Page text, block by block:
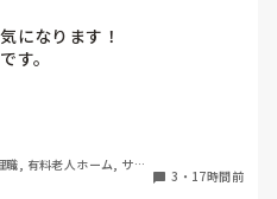
になります！
す。
ご飯した時に、その人が介護
の時はあまり興味もてず、聞
職, 有料老人ホーム, サー
3 ・ 17時間前